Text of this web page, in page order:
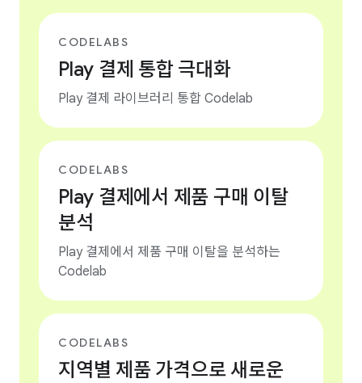
CODELABS
Play 결제 통합 극대화
Play 결제 라이브러리 통합 Codelab
CODELABS
Play 결제에서 제품 구매 이탈
분석
Play 결제에서 제품 구매 이탈을 분석하는
Codelab
CODELABS
지역별 제품 가격으로 새로운